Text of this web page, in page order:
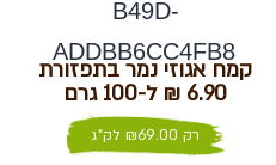
קמח אגוזי נמר בתפזורת
6.90 ₪ ל-100 גרם
רק ₪69.00 לק"ג